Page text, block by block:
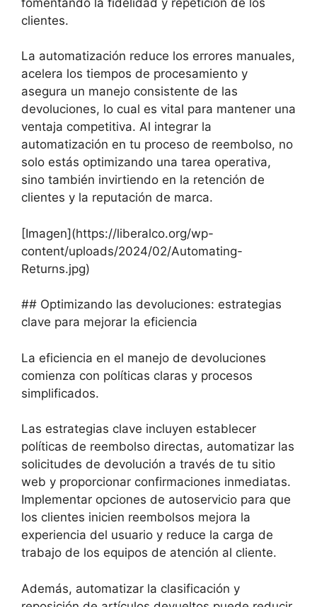
clientes.
La automatización reduce los errores manuales,
acelera los tiempos de procesamiento y
asegura un manejo consistente de las
devoluciones, lo cual es vital para mantener una
ventaja competitiva. Al integrar la
automatización en tu proceso de reembolso, no
solo estás optimizando una tarea operativa,
sino también invirtiendo en la retención de
clientes y la reputación de marca.
[Imagen](https://liberalco.org/wp-
content/uploads/2024/02/Automating-
Returns.jpg)
## Optimizando las devoluciones: estrategias
clave para mejorar la eficiencia
La eficiencia en el manejo de devoluciones
comienza con políticas claras y procesos
simplificados.
Las estrategias clave incluyen establecer
políticas de reembolso directas, automatizar las
solicitudes de devolución a través de tu sitio
web y proporcionar confirmaciones inmediatas.
Implementar opciones de autoservicio para que
los clientes inicien reembolsos mejora la
experiencia del usuario y reduce la carga de
trabajo de los equipos de atención al cliente.
Además, automatizar la clasificación y